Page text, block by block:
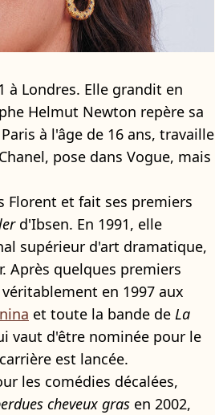
à Londres. Elle grandit en
Helmut Newton repère sa
à l'âge de 16 ans, travaille
pose dans Vogue, mais
Florent et fait ses premiers
d'Ibsen. En 1991, elle
supérieur d'art dramatique,
Après quelques premiers
en 1997 aux
et toute la bande de La
vaut d'être nominée pour le
est lancée.
les comédies décalées,
cheveux gras en 2002,